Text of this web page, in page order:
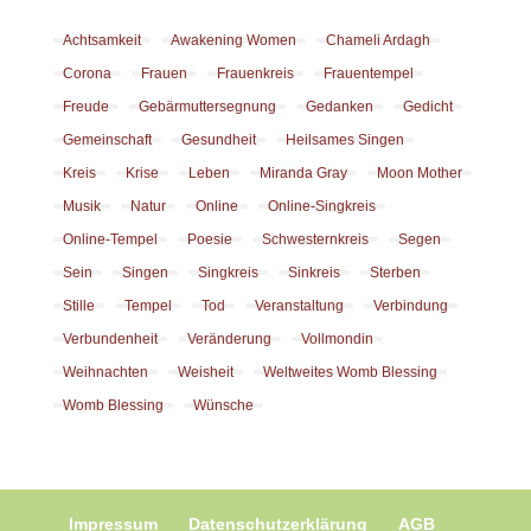
Achtsamkeit Awakening Women
Chameli Ardagh
Corona
Frauen Frauenkreis
Frauentempel
Freude
Gebärmuttersegnung Gedanken
Gedicht
Gemeinschaft
Gesundheit
Heilsames Singen
Kreis
Krise Leben Miranda Gray
Moon Mother
Musik
Natur Online
Online-Singkreis
Online-Tempel
Poesie Schwesternkreis
Segen
Sein
Singen Singkreis Sinkreis
Sterben
Stille
Tempel Tod Veranstaltung
Verbindung
Verbundenheit
Veränderung
Vollmondin
Weihnachten
Weisheit
Weltweites Womb Blessing
Womb Blessing
Wünsche
Impressum Datenschutzerklärung AGB